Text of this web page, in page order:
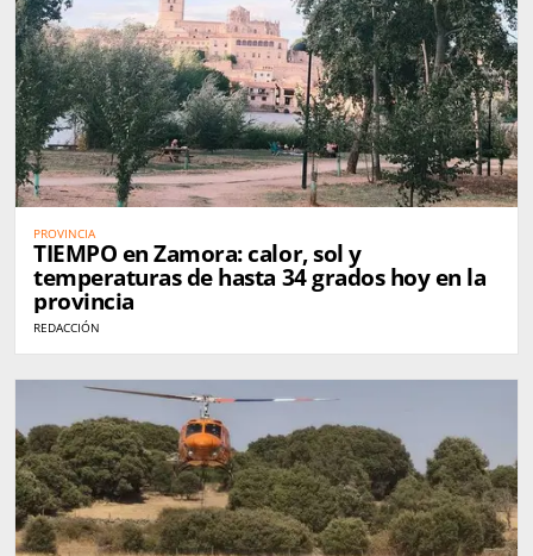
PROVINCIA
TIEMPO en Zamora: calor, sol y
temperaturas de hasta 34 grados hoy en la
provincia
REDACCIÓN